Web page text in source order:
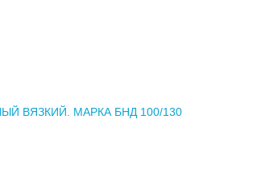
ВЯЗКИЙ. МАРКА БНД 100/130